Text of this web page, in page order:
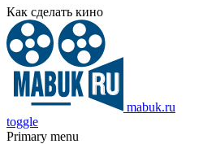
Как сделать кино
mabuk.ru
toggle
Primary menu